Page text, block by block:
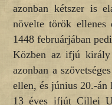
azonban kétszer is
növelte török ellenes
1448 februárjában
Közben az ifjú király
azonban a
ellen, és június 20.-án
13 éves ifjút Cillei